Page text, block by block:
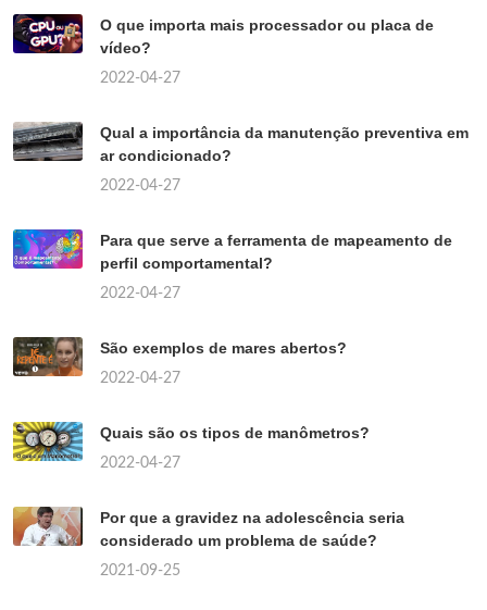
O que importa mais processador ou placa de
vídeo?
2022-04-27
Qual a importância da manutenção preventiva em
ar condicionado?
2022-04-27
Para que serve a ferramenta de mapeamento de
perfil comportamental?
2022-04-27
São exemplos de mares abertos?
2022-04-27
Quais são os tipos de manômetros?
2022-04-27
Por que a gravidez na adolescência seria
considerado um problema de saúde?
2021-09-25